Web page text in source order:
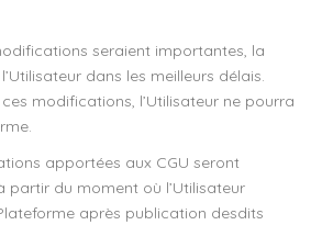
seraient importantes, la
dans les meilleurs délais.
modifications, l’Utilisateur ne pourra
apportées aux CGU seront
partir du moment où l’Utilisateur
après publication desdits